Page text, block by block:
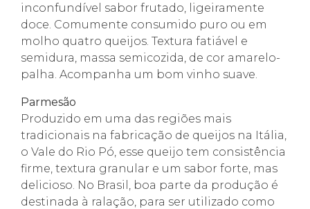
inconfundível sabor frutado, ligeiramente
doce. Comumente consumido puro ou em
molho quatro queijos. Textura fatiável e
semidura, massa semicozida, de cor amarelo-
palha. Acompanha um bom vinho suave.
Parmesão
Produzido em uma das regiões mais
tradicionais na fabricação de queijos na Itália,
o Vale do Rio Pó, esse queijo tem consistência
firme, textura granular e um sabor forte, mas
delicioso. No Brasil, boa parte da produção é
destinada à ralação, para ser utilizado como